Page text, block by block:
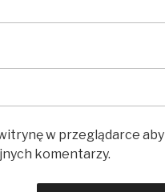
w przeglądarce aby
komentarzy.